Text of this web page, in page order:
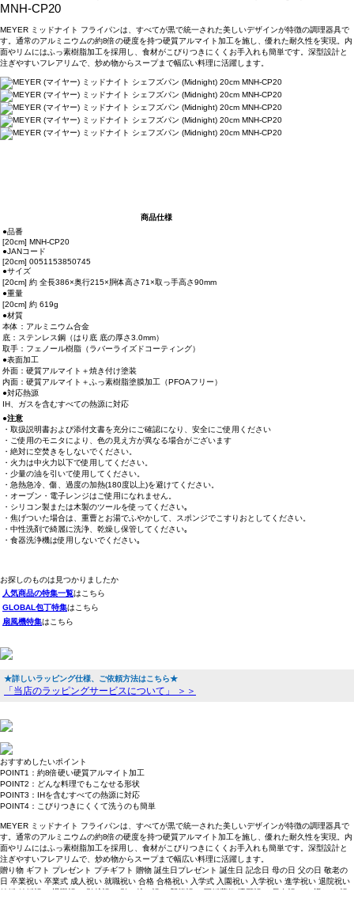
MNH-CP20
MEYER ミッドナイト フライパンは、すべてが黒で統一された美しいデザインが特徴の調理器具で
す。通常のアルミニウムの約8倍の硬度を持つ硬質アルマイト加工を施し、優れた耐久性を実現。内
面やリムにはふっ素樹脂加工を採用し、食材がこびりつきにくくお手入れも簡単です。深型設計と
注ぎやすいフレアリムで、炒め物からスープまで幅広い料理に活躍します。
商品仕様
●品番
[20cm] MNH-CP20
●JANコード
[20cm] 0051153850745
●サイズ
[20cm] 約 全長386×奥行215×胴体高さ71×取っ手高さ90mm
●重量
[20cm] 約 619g
●材質
本体：アルミニウム合金
底：ステンレス鋼（はり底 底の厚さ3.0mm）
取手：フェノール樹脂（ラバーライズドコーティング）
●表面加工
外面：硬質アルマイト＋焼き付け塗装
内面：硬質アルマイト＋ふっ素樹脂塗膜加工（PFOAフリー）
●対応熱源
IH、ガスを含むすべての熱源に対応
●注意
・取扱説明書および添付文書を充分にご確認になり、安全にご使用ください
・ご使用のモニタにより、色の見え方が異なる場合がございます
・絶対に空焚きをしないでください。
・火力は中火力以下で使用してください。
・少量の油を引いて使用してください。
・急熱急冷、傷、過度の加熱(180度以上)を避けてください。
・オーブン・電子レンジはご使用になれません。
・シリコン製または木製のツールを使ってください｡
・焦げついた場合は、重曹とお湯でふやかして、スポンジでこすりおとしてください。
・中性洗剤で綺麗に洗浄、乾燥し保管してください｡
・食器洗浄機は使用しないでください｡
お探しのものは見つかりましたか
人気商品の特集一覧はこちら
GLOBAL包丁特集はこちら
扇風機特集はこちら
★詳しいラッピング仕様、ご依頼方法はこちら★
「当店のラッピングサービスについて」 ＞＞
おすすめしたいポイント
POINT1：約8倍硬い硬質アルマイト加工
POINT2：どんな料理でもこなせる形状
POINT3：IHを含むすべての熱源に対応
POINT4：こびりつきにくくて洗うのも簡単
MEYER ミッドナイト フライパンは、すべてが黒で統一された美しいデザインが特徴の調理器具で
す。通常のアルミニウムの約8倍の硬度を持つ硬質アルマイト加工を施し、優れた耐久性を実現。内
面やリムにはふっ素樹脂加工を採用し、食材がこびりつきにくくお手入れも簡単です。深型設計と
注ぎやすいフレアリムで、炒め物からスープまで幅広い料理に活躍します。
贈り物 ギフト プレゼント プチギフト 贈物 誕生日プレゼント 誕生日 記念日 母の日 父の日 敬老の
日 卒業祝い 卒業式 成人祝い 就職祝い 合格 合格祝い 入学式 入園祝い 入学祝い 進学祝い 退院祝い